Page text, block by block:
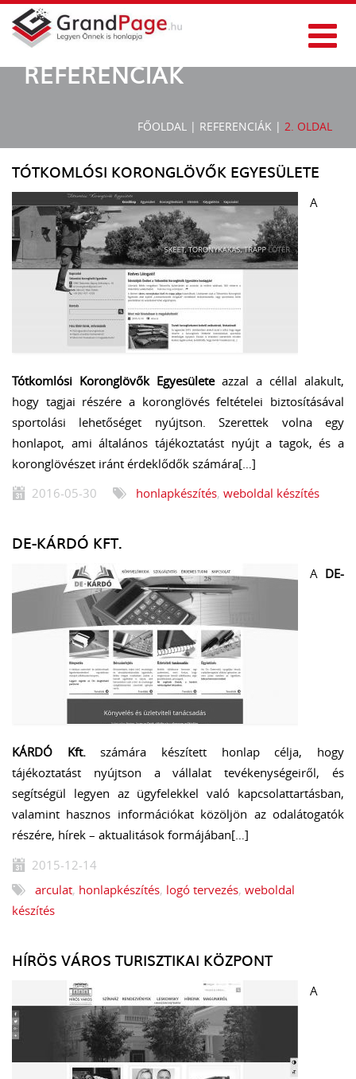
REFERENCIÁK
FŐOLDAL | REFERENCIÁK | 2. OLDAL
TÓTKOMLÓSI KORONGLÖVŐK EGYESÜLETE
A
Tótkomlósi Koronglövők Egyesületeazzal a céllal alakult,
hogy tagjai részére a koronglövés feltételei biztosításával
sportolási lehetőséget nyújtson. Szerettek volna egy
honlapot, ami általános tájékoztatást nyújt a tagok, és a
koronglövészet iránt érdeklődők számára[…]
2016-05-30
honlapkészítés, weboldal készítés
DE-KÁRDÓ KFT.
A DE-
KÁRDÓ Kft.számára készített honlap célja, hogy
tájékoztatást nyújtson a vállalat tevékenységeiről, és
segítségül legyen az ügyfelekkel való kapcsolattartásban,
valamint hasznos információkat közöljön az odalátogatók
részére, hírek – aktualitások formájában[…]
2015-12-14
arculat, honlapkészítés, logó tervezés, weboldal
készítés
HÍRÖS VÁROS TURISZTIKAI KÖZPONT
A